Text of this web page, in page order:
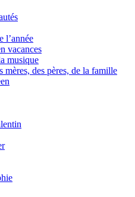
l’année
vacances
musique
mères, des pères, de la famille